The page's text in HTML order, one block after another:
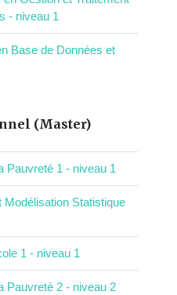
- niveau 1
Base de Données et
(Master)
Pauvreté 1 - niveau 1
Statistique
1 - niveau 1
Pauvreté 2 - niveau 2